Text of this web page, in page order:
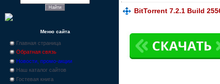
Меню сайта
Главная страница
Обратная связь
Новости, промо-акции
Наш каталог сайтов
Гостевая книга
BitTorrent 7.2.1 Build